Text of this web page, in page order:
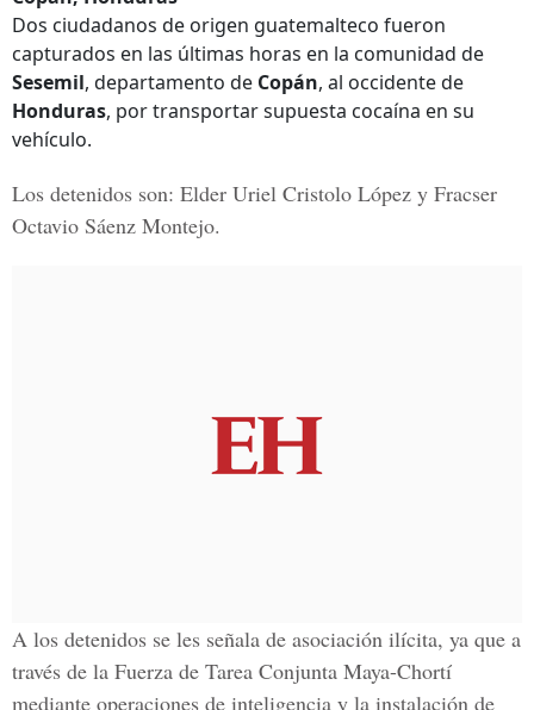
Dos ciudadanos de origen guatemalteco fueron
capturados en las últimas horas en la comunidad de
Sesemil, departamento de Copán, al occidente de
Honduras, por transportar supuesta cocaína en su
vehículo.
Los detenidos son: Elder Uriel Cristolo López y Fracser
Octavio Sáenz Montejo.
A los detenidos se les señala de asociación ilícita, ya que a
través de la Fuerza de Tarea Conjunta Maya-Chortí
mediante operaciones de inteligencia y la instalación de